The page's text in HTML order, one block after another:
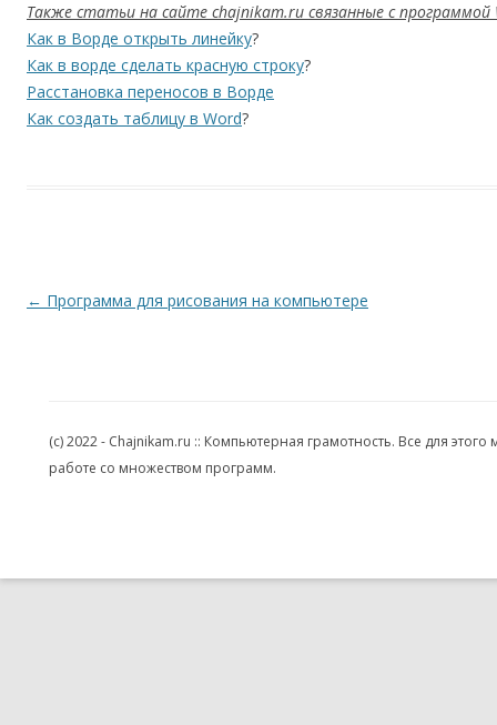
Также статьи на сайте chajnikam.ru связанные с программой
Как в Ворде открыть линейку?
Как в ворде сделать красную строку?
Расстановка переносов в Ворде
Как создать таблицу в Word?
Навигация по записям
← Программа для рисования на компьютере
(c) 2022 - Chajnikam.ru :: Компьютерная грамотность. Все для
работе со множеством программ.